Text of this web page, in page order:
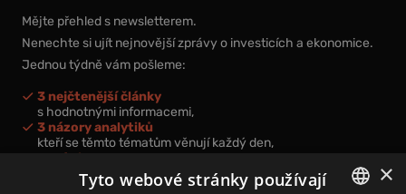
Mějte přehled s newsletterem.
Nenechte si ujít nejnovější zprávy o investicích a ekonomice.
Jednou týdně vám pošleme:
3 nejčtenější články
s hodnotnými informacemi,
3 názory analytiků
kteří se těmto tématům věnují každý den,
nová videa a podcasty
k prohloubení vašich znalostí.
×
Tyto webové stránky používají